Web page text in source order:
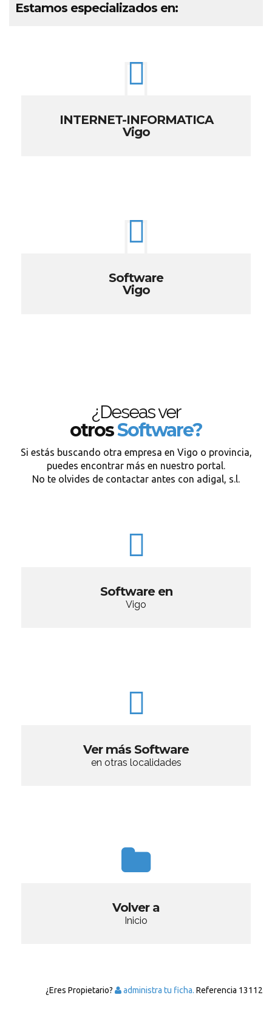
Estamos especializados en:
INTERNET-INFORMATICA
Vigo
Software
Vigo
¿Deseas ver
otrosSoftware?
Si estás buscando otra empresa en Vigo o provincia,
puedes encontrar más en nuestro portal.
No te olvides de contactar antes con adigal, s.l.
Software en
Vigo
Ver más Software
en otras localidades
Volver a
Inicio
¿Eres Propietario? administra tu ficha. Referencia 13112